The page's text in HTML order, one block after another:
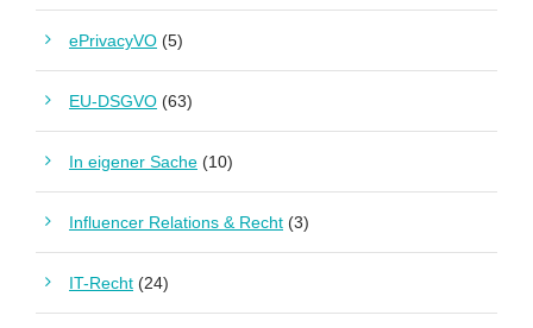
ePrivacyVO (5)
EU-DSGVO (63)
In eigener Sache (10)
Influencer Relations & Recht (3)
IT-Recht (24)